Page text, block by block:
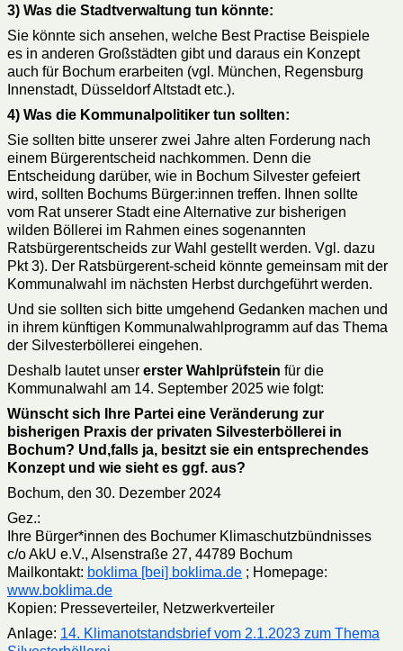
3) Was die Stadtverwaltung tun könnte:
Sie könnte sich ansehen, welche Best Practise Beispiele
es in anderen Großstädten gibt und daraus ein Konzept
auch für Bochum erarbeiten (vgl. München, Regensburg
Innenstadt, Düsseldorf Altstadt etc.).
4) Was die Kommunalpolitiker tun sollten:
Sie sollten bitte unserer zwei Jahre alten Forderung nach
einem Bürgerentscheid nachkommen. Denn die
Entscheidung darüber, wie in Bochum Silvester gefeiert
wird, sollten Bochums Bürger:innen treffen. Ihnen sollte
vom Rat unserer Stadt eine Alternative zur bisherigen
wilden Böllerei im Rahmen eines sogenannten
Ratsbürgerentscheids zur Wahl gestellt werden. Vgl. dazu
Pkt 3). Der Ratsbürgerent-scheid könnte gemeinsam mit der
Kommunalwahl im nächsten Herbst durchgeführt werden.
Und sie sollten sich bitte umgehend Gedanken machen und
in ihrem künftigen Kommunalwahlprogramm auf das Thema
der Silvesterböllerei eingehen.
Deshalb lautet unser erster Wahlprüfstein für die
Kommunalwahl am 14. September 2025 wie folgt:
Wünscht sich Ihre Partei eine Veränderung zur
bisherigen Praxis der privaten Silvesterböllerei in
Bochum? Und,falls ja, besitzt sie ein entsprechendes
Konzept und wie sieht es ggf. aus?
Bochum, den 30. Dezember 2024
Gez.:
Ihre Bürger*innen des Bochumer Klimaschutzbündnisses
c/o AkU e.V., Alsenstraße 27, 44789 Bochum
Mailkontakt: boklima [bei] boklima.de ; Homepage:
www.boklima.de
Kopien: Presseverteiler, Netzwerkverteiler
Anlage: 14. Klimanotstandsbrief vom 2.1.2023 zum Thema